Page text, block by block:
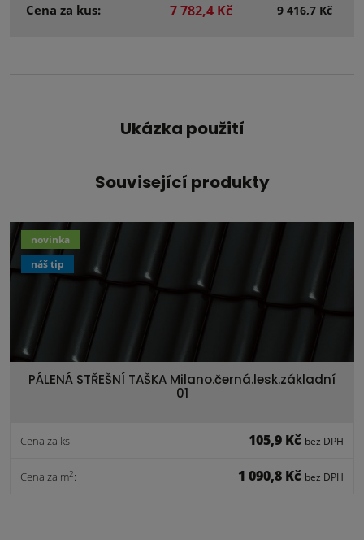
Cena za kus: 7 782,4 Kč 9 416,7 Kč
Ukázka použití
Související produkty
PÁLENÁ STŘEŠNÍ TAŠKA Milano.černá.lesk.základní
01
Cena za ks: 105,9 Kč bez DPH
Cena za m2: 1 090,8 Kč bez DPH
novinka
náš tip